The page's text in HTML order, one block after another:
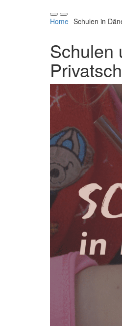
Navigation
Navigation
Home Schulen in
Schulen